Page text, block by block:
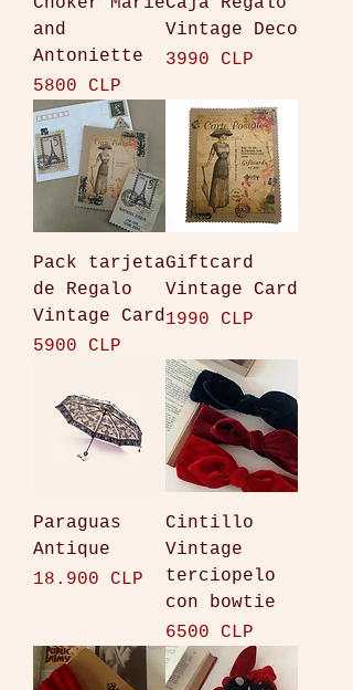
and
Antoniette
Precio
5800 CLP
Vintage Deco
Precio
3990 CLP
Pack tarjeta
de Regalo
Vintage Card
Precio
5900 CLP
Giftcard
Vintage Card
Precio
1990 CLP
Paraguas
Antique
Precio
18.900 CLP
Cintillo
Vintage
terciopelo
con bowtie
Precio
6500 CLP